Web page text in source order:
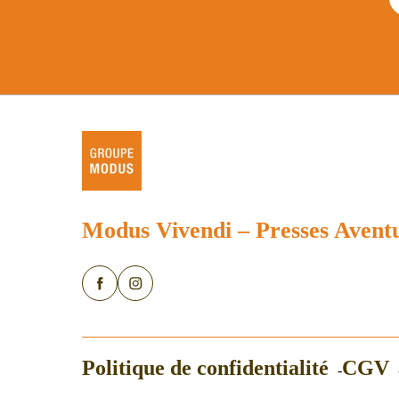
Modus Vivendi – Presses
Politique de confidentialité CGV